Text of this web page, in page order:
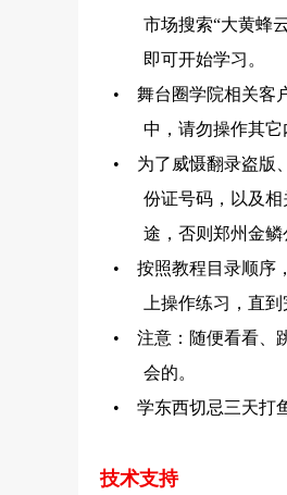
市场搜索“大黄蜂
即可开始学习。
• 舞台圈学院相关客
中，请勿操作其它
• 为了威慑翻录盗版
份证号码，以及
途，否则郑州金鳞
• 按照教程目录顺序
上操作练习，直
• 注意：随便看看、
会的。
• 学东西切忌三天打
技术支持